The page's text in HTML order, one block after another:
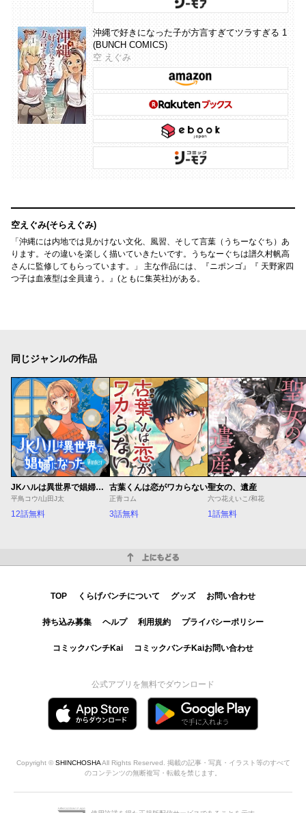
沖縄で好きになった子が方言すぎてツラすぎる 1
(BUNCH COMICS)
空 えぐみ
空えぐみ(そらえぐみ)
「沖縄には内地では見かけない文化、風習、そして言葉（うちーなぐち）あ
ります。その違いを楽しく描いていきたいです。うちなーぐちは譜久村帆高
さんに監修してもらっています。」 主な作品には、『ニポンゴ』『 天野家四
つ子は血液型は全員違う。』(ともに集英社)がある。
同じジャンルの作品
JKハルは異世界で娼婦になった Winter
平鳥コウ/山田J太
12話無料
古葉くんは恋がワカらない
正青コム
3話無料
聖女の、遺産
六つ花えいこ/和花
1話無料
TOP くらげバンチについて グッズ お問い合わせ
持ち込み募集 ヘルプ 利用規約 プライバシーポリシー
コミックバンチKai コミックバンチKaiお問い合わせ
公式アプリを無料でダウンロード
Copyright © SHINCHOSHAAll Rights Reserved. 掲載の記事・写真・イラスト等のすべて
のコンテンツの無断複写・転載を禁じます。